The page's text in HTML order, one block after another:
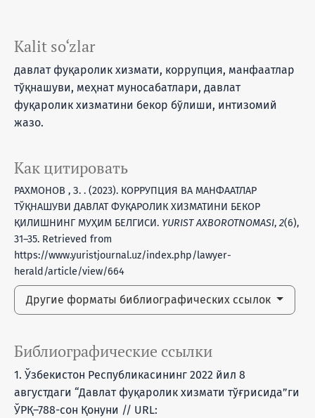
Kalit so‘zlar
давлат фуқаролик хизмати, коррупция, манфаатлар
тўқнашуви, меҳнат муносабатлари, давлат
фуқаролик хизматини бекор бўлиши, интизомий
жазо.
Как цитировать
РАХМОНОВ , З. . (2023). КОРРУПЦИЯ ВА МАНФААТЛАР
ТЎҚНАШУВИ ДАВЛАТ ФУҚАРОЛИК ХИЗМАТИНИ БЕКОР
ҚИЛИШНИНГ МУҲИМ БЕЛГИСИ. YURIST AXBOROTNOMASI, 2(6),
31–35. Retrieved from
https://www.yuristjournal.uz/index.php/lawyer-
herald/article/view/664
Другие форматы библиографических ссылок
Библиографические ссылки
1. Ўзбекистон Республикасининг 2022 йил 8
августдаги “Давлат фуқаролик хизмати тўғрисида”ги
ЎРҚ–788-сон Қонуни // URL: